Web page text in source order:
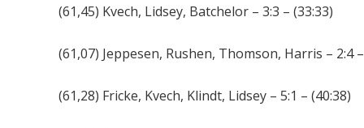
(61,45) Kvech, Lidsey, Batchelor – 3:3 – (33:33)
(61,07) Jeppesen, Rushen, Thomson, Harris – 2:4
(61,28) Fricke, Kvech, Klindt, Lidsey – 5:1 – (40:38)